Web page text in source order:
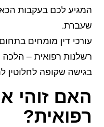
המגיע לכם בעקבות
שעברת.
עורכי דין מומחים
רשלנות רפואית –
בגישה שקופה לחלוטין
האם זוהי
רפואית?